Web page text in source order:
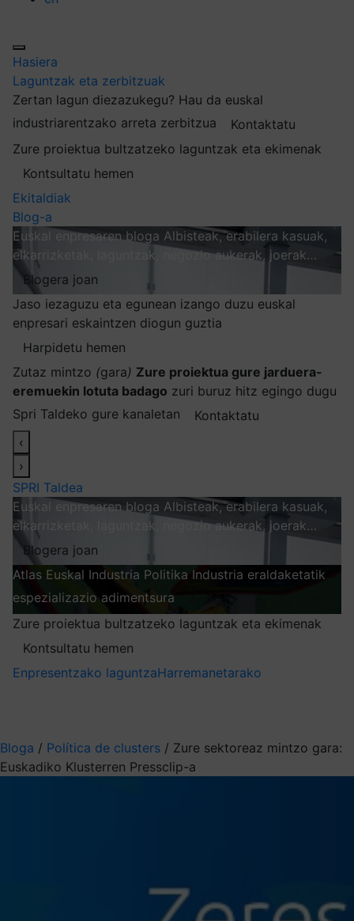
Hasiera
Laguntzak eta zerbitzuak
Zertan lagun diezazukegu? Hau da euskal
industriarentzako arreta zerbitzua
Kontaktatu
Zure proiektua bultzatzeko laguntzak eta ekimenak
Kontsultatu hemen
Ekitaldiak
Blog-a
Euskal enpresaren bloga Albisteak, erabilera kasuak,
elkarrizketak, laguntzak, negozio aukerak, joerak…
Blogera joan
Jaso iezaguzu eta egunean izango duzu euskal
enpresari eskaintzen diogun guztia
Harpidetu hemen
Zutaz mintzo (gara) Zure proiektua gure jarduera-
eremuekin lotuta badago zuri buruz hitz egingo dugu
Spri Taldeko gure kanaletan
Kontaktatu
‹
›
SPRI Taldea
Euskal enpresaren bloga Albisteak, erabilera kasuak,
elkarrizketak, laguntzak, negozio aukerak, joerak…
Blogera joan
Atlas Euskal Industria Politika Industria eraldaketatik
espezializazio adimentsura
Zure proiektua bultzatzeko laguntzak eta ekimenak
Kontsultatu hemen
Enpresentzako laguntzaHarremanetarako
Bloga / Política de clusters / Zure sektoreaz mintzo gara:
Euskadiko Klusterren Pressclip-a